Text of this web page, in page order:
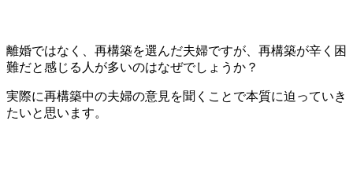
離婚ではなく、再構築を選んだ夫婦ですが、再構築が辛く困
難だと感じる人が多いのはなぜでしょうか？
実際に再構築中の夫婦の意見を聞くことで本質に迫っていき
たいと思います。